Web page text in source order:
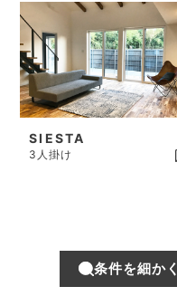
SIESTA
3人掛け
条件を細か